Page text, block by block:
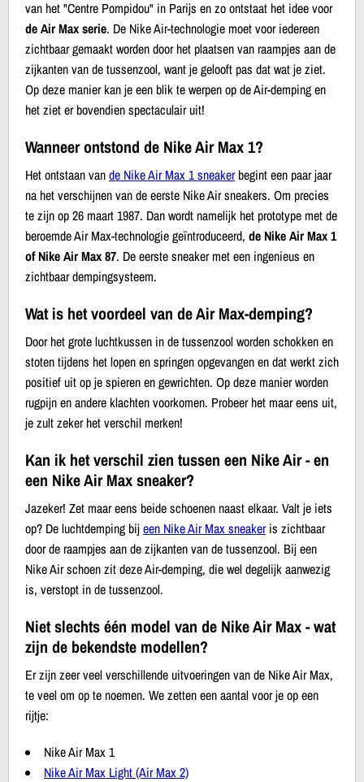
van het "Centre Pompidou" in Parijs en zo ontstaat het idee voor
de Air Max serie. De Nike Air-technologie moet voor iedereen
zichtbaar gemaakt worden door het plaatsen van raampjes aan de
zijkanten van de tussenzool, want je gelooft pas dat wat je ziet.
Op deze manier kan je een blik te werpen op de Air-demping en
het ziet er bovendien spectaculair uit!
Wanneer ontstond de Nike Air Max 1?
Het ontstaan vande Nike Air Max 1 sneakerbegint een paar jaar
na het verschijnen van de eerste Nike Air sneakers. Om precies
te zijn op 26 maart 1987. Dan wordt namelijk het prototype met de
beroemde Air Max-technologie geïntroduceerd, de Nike Air Max 1
of Nike Air Max 87. De eerste sneaker met een ingenieus en
zichtbaar dempingsysteem.
Wat is het voordeel van de Air Max-demping?
Door het grote luchtkussen in de tussenzool worden schokken en
stoten tijdens het lopen en springen opgevangen en dat werkt zich
positief uit op je spieren en gewrichten. Op deze manier worden
rugpijn en andere klachten voorkomen. Probeer het maar eens uit,
je zult zeker het verschil merken!
Kan ik het verschil zien tussen een Nike Air - en
een Nike Air Max sneaker?
Jazeker! Zet maar eens beide schoenen naast elkaar. Valt je iets
op? De luchtdemping bijeen Nike Air Max sneakeris zichtbaar
door de raampjes aan de zijkanten van de tussenzool. Bij een
Nike Air schoen zit deze Air-demping, die wel degelijk aanwezig
is, verstopt in de tussenzool.
Niet slechts één model van de Nike Air Max - wat
zijn de bekendste modellen?
Er zijn zeer veel verschillende uitvoeringen van de Nike Air Max,
te veel om op te noemen. We zetten een aantal voor je op een
rijtje:
Nike Air Max 1
Nike Air Max Light (Air Max 2)